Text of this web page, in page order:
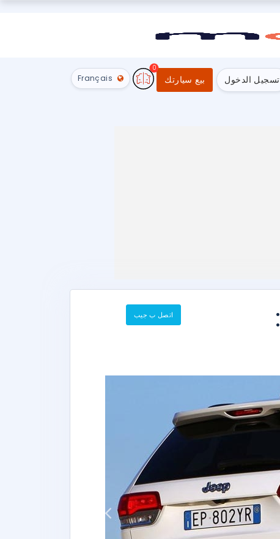
تسجيل الدخول بيع سيارتك
0
Français
جيب غراند شيروكي 3.0 CRD Limited 2026: اتصل ب جيب